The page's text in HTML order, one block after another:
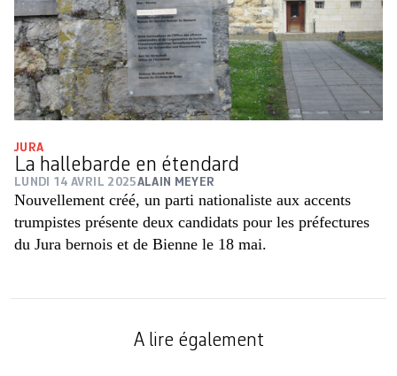
JURA
La hallebarde en étendard
LUNDI 14 AVRIL 2025ALAIN MEYER
Nouvellement créé, un parti nationaliste aux accents
trumpistes présente deux candidats pour les préfectures
du Jura bernois et de Bienne le 18 mai.
A lire également